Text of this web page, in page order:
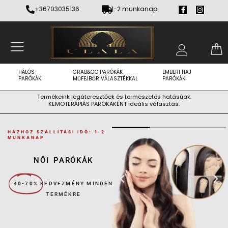
+36703035136 1-2 munkanap
F
a
c
o
k
I
n
s
HÁLÓS
PARÓKÁK
GRAB&GO PARÓKÁK
MŰFEJBŐR VÁLASZTÉKKAL
EMBERI HAJ
PARÓKÁK
Termékeink légáteresztőek és természetes hatásúak.
KEMOTERÁPIÁS PARÓKAKÉNT ideális választás.
HÁZHOZ SZÁLLÍTÁSI IDŐ: 1-2
MUNKANAP
NŐI PARÓKÁK
40-70% KEDVEZMÉNY MINDEN
TERMÉKRE